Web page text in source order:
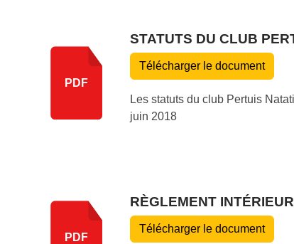
PDF
STATUTS DU CLUB
Télécharger le document
Les statuts du club Pertuis
juin 2018
PDF
RÈGLEMENT
Télécharger le document